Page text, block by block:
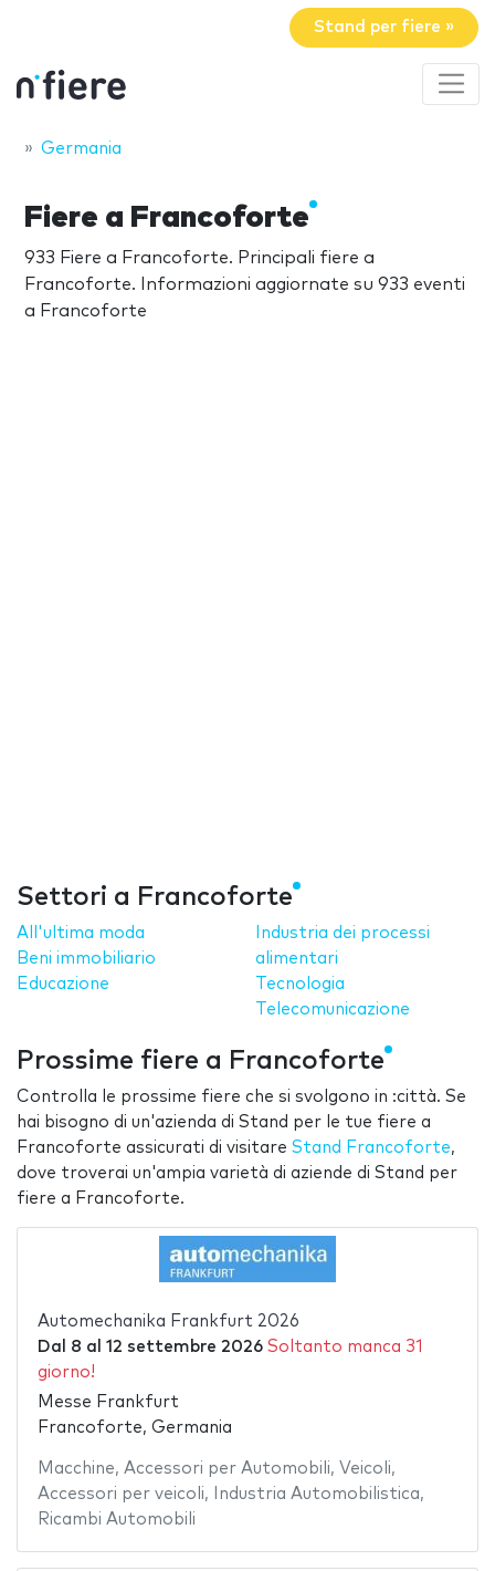
Stand per fiere »
Germania
Fiere a Francoforte
933 Fiere a Francoforte. Principali fiere a
Francoforte. Informazioni aggiornate su 933 eventi
a Francoforte
Settori a Francoforte
All'ultima moda
Beni immobiliario
Educazione
Industria dei processi
alimentari
Tecnologia
Telecomunicazione
Prossime fiere a Francoforte
Controlla le prossime fiere che si svolgono in :città. Se
hai bisogno di un'azienda di Stand per le tue fiere a
Francoforte assicurati di visitare Stand Francoforte,
dove troverai un'ampia varietà di aziende di Stand per
fiere a Francoforte.
Automechanika Frankfurt 2026
Dal 8 al 12 settembre 2026 Soltanto manca 31
giorno!
Messe Frankfurt
Francoforte, Germania
Macchine, Accessori per Automobili, Veicoli,
Accessori per veicoli, Industria Automobilistica,
Ricambi Automobili